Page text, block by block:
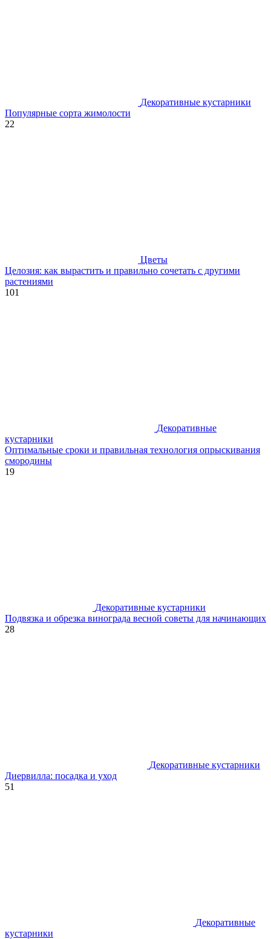
Декоративные кустарники
Популярные сорта жимолости
22
Цветы
Целозия: как вырастить и правильно сочетать с другими
растениями
101
Декоративные
кустарники
Оптимальные сроки и правильная технология опрыскивания
смородины
19
Декоративные кустарники
Подвязка и обрезка винограда весной советы для начинающих
28
Декоративные кустарники
Диервилла: посадка и уход
51
Декоративные
кустарники